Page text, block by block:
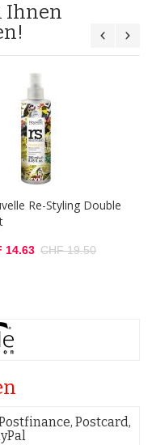
Postcard,
Ihnen
Re-Styling Double
14.63 CHF 19.50